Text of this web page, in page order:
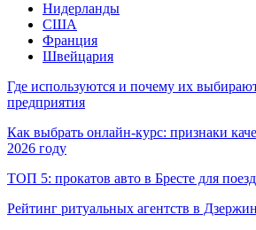
Нидерланды
США
Франция
Швейцария
Где используются и почему их
предприятия
Как выбрать онлайн-курс: признаки
2026 году
ТОП 5: прокатов авто в Бресте для
Рейтинг ритуальных агентств в